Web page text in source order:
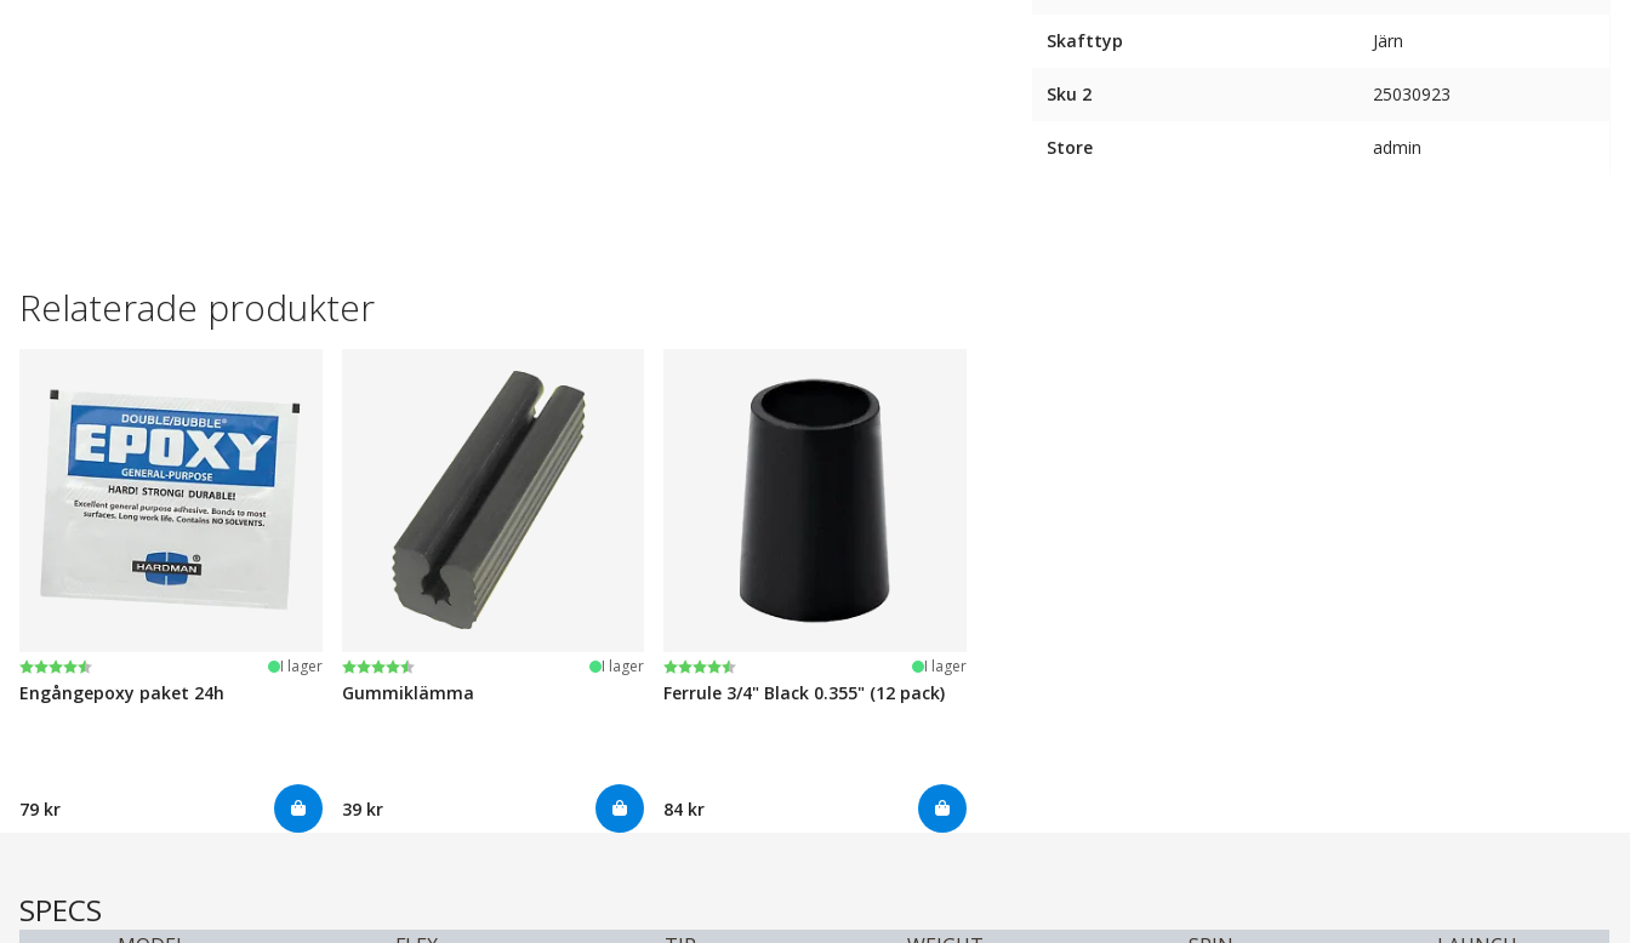
Skafttyp Järn
Sku 2 25030923
Store admin
Relaterade produkter
Betyg:
4.6 utav 5 stjärnor I lager
Engångepoxy paket 24h
79 kr
Betyg:
4.6 utav 5 stjärnor I lager
Gummiklämma
39 kr
Betyg:
4.7 utav 5 stjärnor I lager
Ferrule 3/4" Black 0.355" (12 pack)
84 kr
SPECS